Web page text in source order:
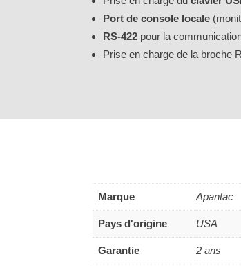
Port de console locale
RS-422 pour la
Prise en charge de la broche
Marque Apantac
Pays d'origine USA
Garantie 2 ans